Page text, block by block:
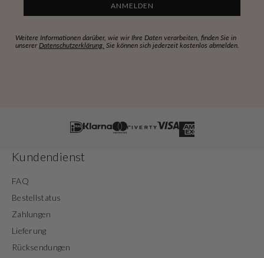
ANMELDEN
Weitere Informationen darüber, wie wir Ihre Daten verarbeiten, finden Sie in
unserer Datenschutzerklärung. Sie können sich jederzeit kostenlos abmelden.
Kundendienst
FAQ
Bestellstatus
Zahlungen
Lieferung
Rücksendungen